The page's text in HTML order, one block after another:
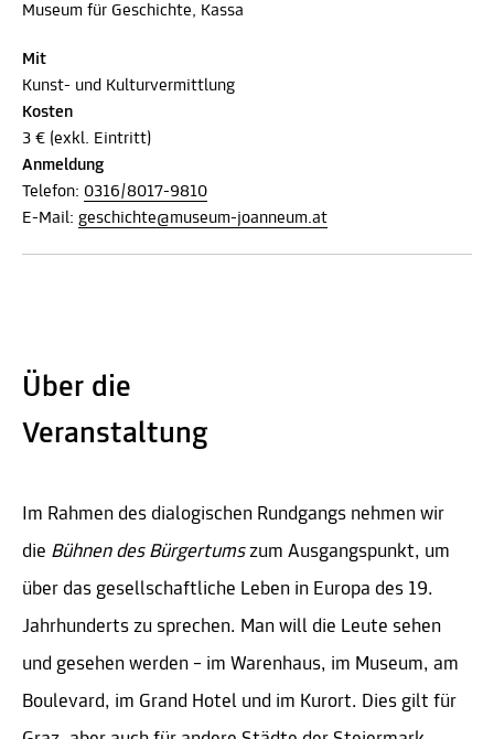
Museum für Geschichte, Kassa
Mit
Kunst- und Kulturvermittlung
Kosten
3 € (exkl. Eintritt)
Anmeldung
Telefon: 0316/8017-9810
E-Mail: geschichte@museum-joanneum.at
Über die
Veranstaltung
Im Rahmen des dialogischen Rundgangs nehmen wir
die Bühnen des Bürgertumszum Ausgangspunkt, um
über das gesellschaftliche Leben in Europa des 19.
Jahrhunderts zu sprechen. Man will die Leute sehen
und gesehen werden – im Warenhaus, im Museum, am
Boulevard, im Grand Hotel und im Kurort. Dies gilt für